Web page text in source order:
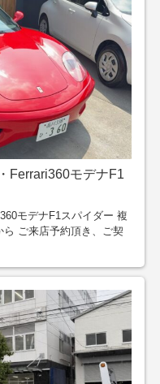
Ferrari360モデナF1
モデナF1スパイダー 複
ご来店予約頂き、ご契